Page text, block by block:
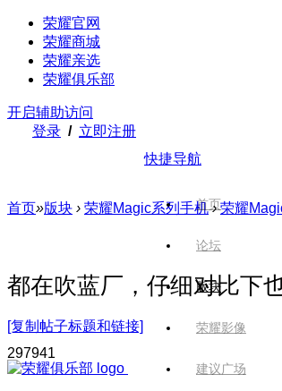
荣耀官网
荣耀商城
荣耀亲选
荣耀俱乐部
开启辅助访问
登录 / 立即注册
快捷导航
首页
论坛
版块
荣耀影像
建议广场
首页»版块 › 荣耀Magic系列手机 › 荣耀
都在吹蓝厂，仔细对比下
[复制帖子标题和链接]
297941